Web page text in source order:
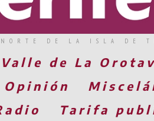
DE LA ISLA DE
Valle de La
Opinión
Tarifa